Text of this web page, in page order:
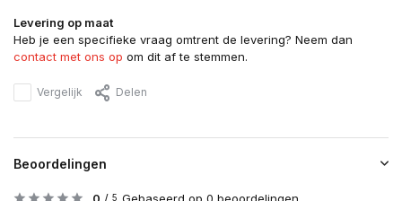
Levering op maat
Heb je een specifieke vraag omtrent de levering? Neem dan
contact met ons op om dit af te stemmen.
Vergelijk Delen
Beoordelingen
5